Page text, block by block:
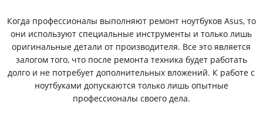
Когда профессионалы выполняют ремонт ноутбуков Asus, то
они используют специальные инструменты и только лишь
оригинальные детали от производителя. Все это является
залогом того, что после ремонта техника будет работать
долго и не потребует дополнительных вложений. К работе с
ноутбуками допускаются только лишь опытные
профессионалы своего дела.